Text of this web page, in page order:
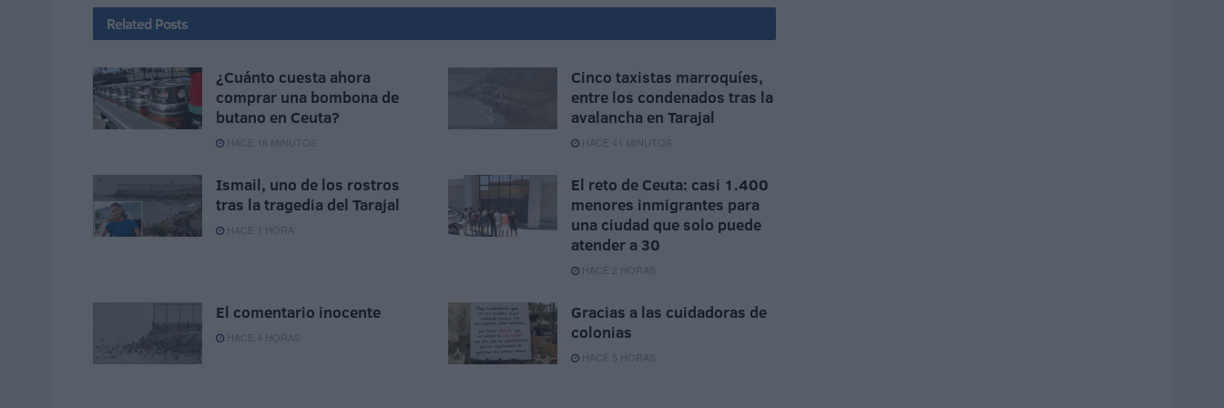
Related Posts
¿Cuánto cuesta ahora
comprar una bombona de
butano en Ceuta?
HACE 16 MINUTOS
Cinco taxistas marroquíes,
entre los condenados tras la
avalancha en Tarajal
HACE 41 MINUTOS
Ismail, uno de los rostros
tras la tragedia del Tarajal
HACE 1 HORA
El reto de Ceuta: casi 1.400
menores inmigrantes para
una ciudad que solo puede
atender a 30
HACE 2 HORAS
El comentario inocente
HACE 4 HORAS
Gracias a las cuidadoras de
colonias
HACE 5 HORAS